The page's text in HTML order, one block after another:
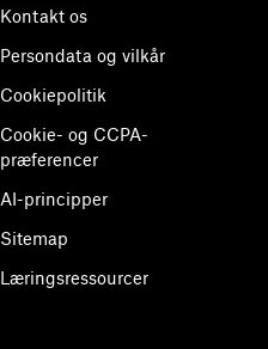
Kontakt os
Persondata og vilkår
Cookiepolitik
Cookie- og CCPA-
præferencer
AI-principper
Sitemap
Læringsressourcer